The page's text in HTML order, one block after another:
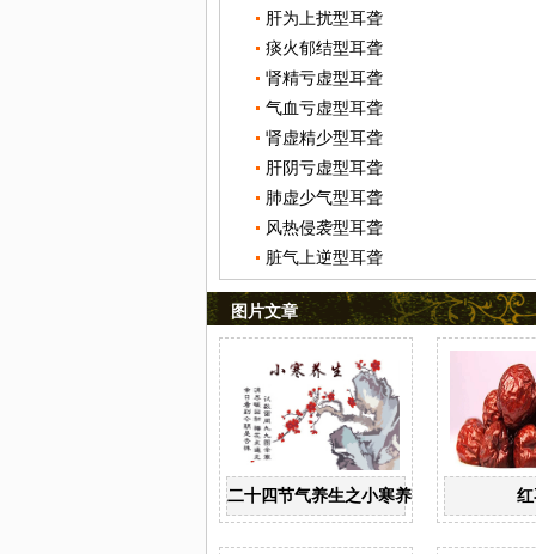
肝为上扰型耳聋
痰火郁结型耳聋
肾精亏虚型耳聋
气血亏虚型耳聋
肾虚精少型耳聋
肝阴亏虚型耳聋
肺虚少气型耳聋
风热侵袭型耳聋
脏气上逆型耳聋
图片文章
二十四节气养生之小寒养生